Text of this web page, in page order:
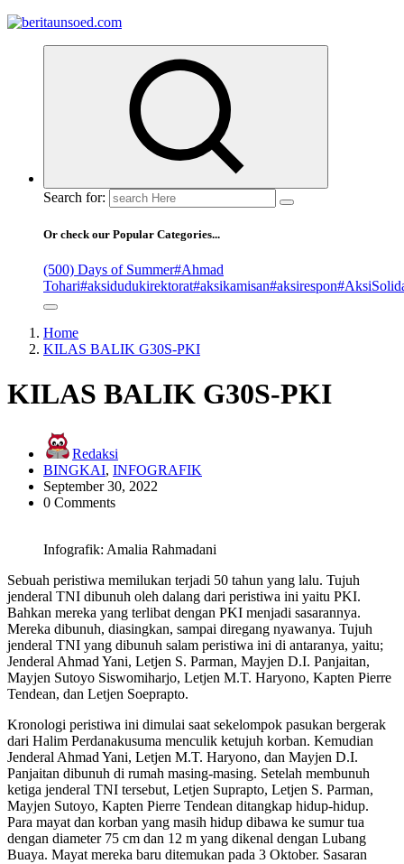
Pemandu Wawasan Almamater
Search for:
Or check our Popular Categories...
(500) Days of Summer#Ahmad
Tohari#aksidudukirektorat#aksikamisan#aksirespon
Home
KILAS BALIK G30S-PKI
KILAS BALIK G30S-PKI
Redaksi
BINGKAI, INFOGRAFIK
September 30, 2022
0 Comments
Infografik: Amalia Rahmadani
Sebuah peristiwa memilukan terjadi 50 tahun yang lalu. Tujuh
jenderal TNI dibunuh oleh dalang dari peristiwa ini yaitu PKI.
Bahkan mereka yang terlibat dengan PKI menjadi sasarannya.
Mereka dibunuh, diasingkan, sampai diregang nyawanya. Tujuh
jenderal TNI yang dibunuh salam peristiwa ini di antaranya, yaitu;
Jenderal Ahmad Yani, Letjen S. Parman, Mayjen D.I. Panjaitan,
Mayjen Sutoyo Siswomiharjo, Letjen M.T. Haryono, Kapten Pierre
Tendean, dan Letjen Soeprapto.
Kronologi peristiwa ini dimulai saat sekelompok pasukan bergerak
dari Halim Perdanakusuma menculik ketujuh korban. Kemudian
Jenderal Ahmad Yani, Letjen M.T. Haryono, dan Mayjen D.I.
Panjaitan dibunuh di rumah masing-masing. Setelah membunuh
ketiga jenderal TNI tersebut, Letjen Suprapto, Letjen S. Parman,
Mayjen Sutoyo, Kapten Pierre Tendean ditangkap hidup-hidup.
Para mayat dan korban yang masih hidup dibawa ke sumur tua
dengan diameter 75 cm dan 12 m yang dikenal dengan Lubang
Buaya. Mayat mereka baru ditemukan pada 3 Oktober. Sasaran